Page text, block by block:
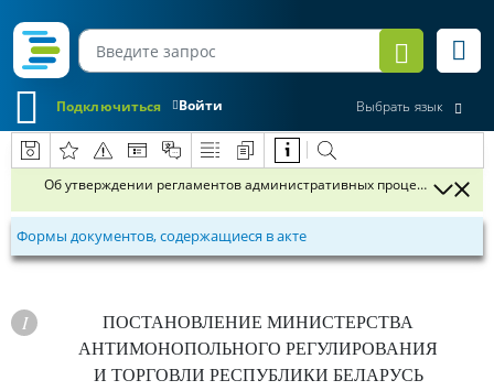
Войти
Подключиться Выбрать язык
Об утверждении регламентов административных процедур в
Формы документов, содержащиеся в акте
ПОСТАНОВЛЕНИЕ МИНИСТЕРСТВА
АНТИМОНОПОЛЬНОГО РЕГУЛИРОВАНИЯ
И ТОРГОВЛИ РЕСПУБЛИКИ БЕЛАРУСЬ